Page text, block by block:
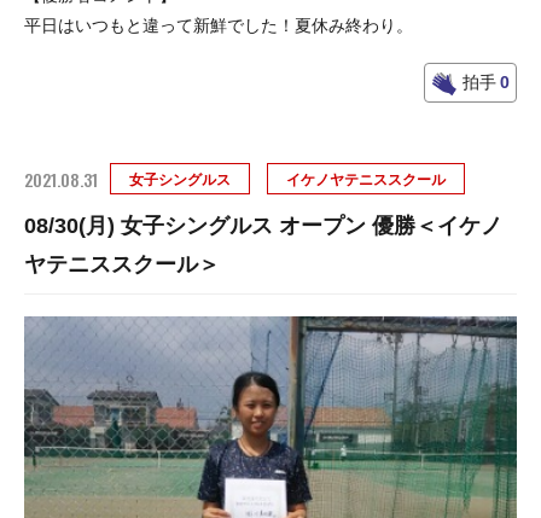
平日はいつもと違って新鮮でした！夏休み終わり。
拍手0
2021.08.31 女子シングルス イケノヤテニススクール
08/30(月) 女子シングルス オープン 優勝＜イケノ
ヤテニススクール＞